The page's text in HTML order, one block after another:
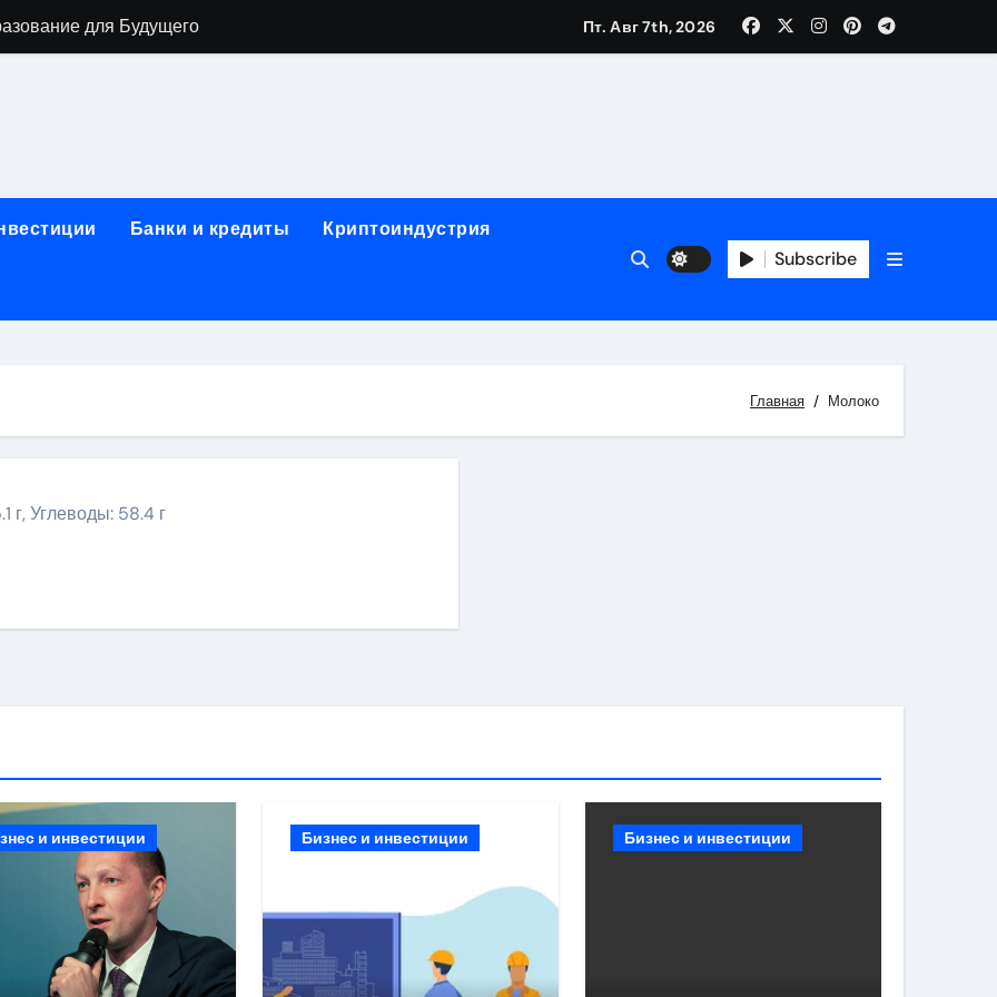
для Будущего
в Москву и обратно по привлекательным ценам
Всё, что нужно знать
в компании ИНКОМ-Недвижимость
Пт. Авг 7th, 2026
Банки и кредиты Криптоиндустрия
Subscribe
Главная Молоко
г, Углеводы: 58.4 г
и инвестиции Бизнес и инвестиции Бизнес и инвестиции